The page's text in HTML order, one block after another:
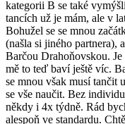
kategorii B se také
tancích už je mám, ale v
Bohužel se se mnou
(našla si jiného partnera),
Barčou Drahoňovskou.
mě to teď baví ještě víc.
se mnou však musí tančit
se vše naučit. Bez
někdy i 4x týdně. Rád
alespoň ve standardu.